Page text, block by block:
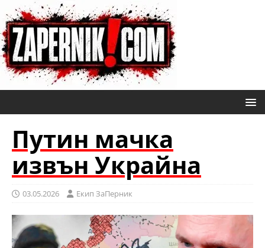
Путин мачка
извън Украйна
03.05.2026 Eкип ЗаПерник